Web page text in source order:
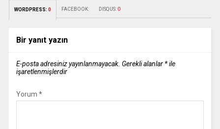
WORDPRESS: 0 FACEBOOK: DISQUS: 0
Bir yanıt yazın
E-posta adresiniz yayınlanmayacak. Gerekli alanlar *ile
işaretlenmişlerdir
Yorum *